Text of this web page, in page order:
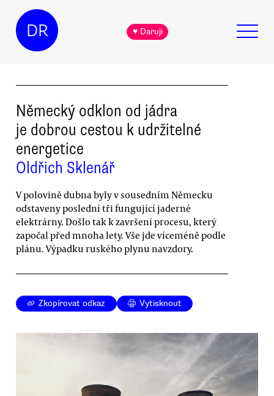
DR ♥ Daruji
Německý odklon od jádra
je dobrou cestou k udržitelné
energetice
Oldřich Sklenář
V polovině dubna byly v sousedním Německu
odstaveny poslední tři fungující jaderné
elektrárny. Došlo tak k završení procesu, který
započal před mnoha lety. Vše jde víceméně podle
plánu. Výpadku ruského plynu navzdory.
Zkopírovat odkaz Vytisknout